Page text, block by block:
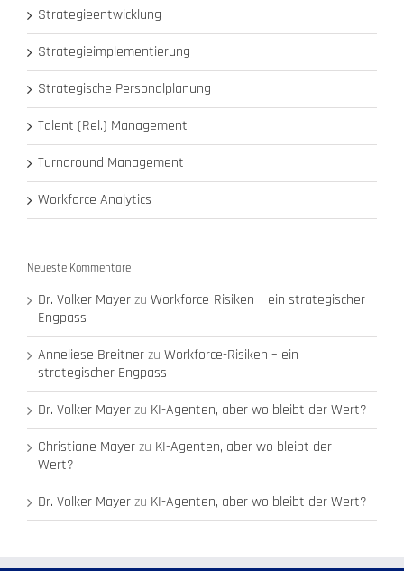
Strategieentwicklung
Strategieimplementierung
Strategische Personalplanung
Talent (Rel.) Management
Turnaround Management
Workforce Analytics
Neueste Kommentare
Dr. Volker Mayerzu Workforce-Risiken – ein strategischer
Engpass
Anneliese Breitnerzu Workforce-Risiken – ein
strategischer Engpass
Dr. Volker Mayerzu KI-Agenten, aber wo bleibt der Wert?
Christiane Mayerzu KI-Agenten, aber wo bleibt der
Wert?
Dr. Volker Mayerzu KI-Agenten, aber wo bleibt der Wert?